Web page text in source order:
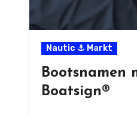
Nautic ⚓ Markt
Bootsnamen
Boatsign®